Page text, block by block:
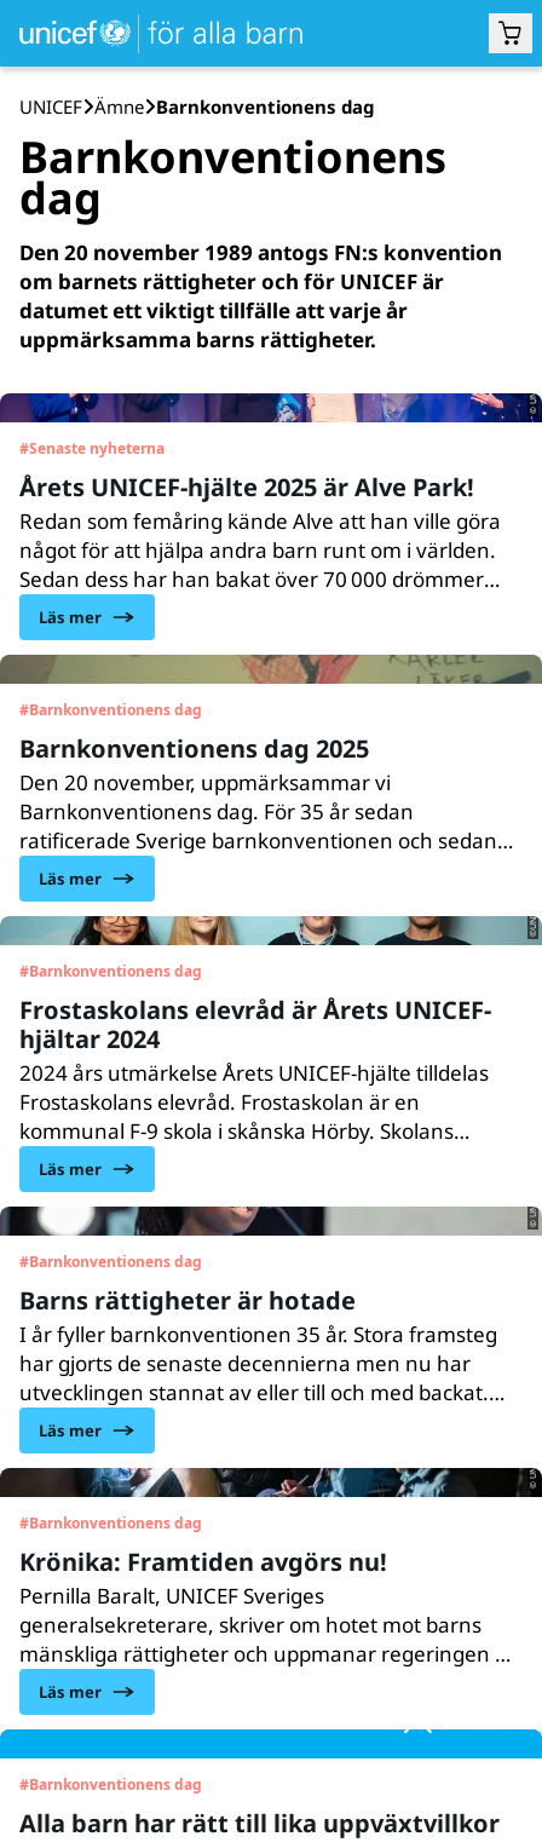
UNICEF Ämne Barnkonventionens dag
Barnkonventionens
dag
Den 20 november 1989 antogs FN:s konvention
om barnets rättigheter och för UNICEF är
datumet ett viktigt tillfälle att varje år
uppmärksamma barns rättigheter.
#Senaste nyheterna
Årets UNICEF-hjälte 2025 är Alve Park!
Redan som femåring kände Alve att han ville göra
något för att hjälpa andra barn runt om i världen.
Sedan dess har han bakat över 70 000 drömmer
som tillsammans gett över 300 000 kronor till
världens barn. En bedrift som nu gjort Alve till Årets
UNICEF-hjälte 2025.
Läs mer
#Barnkonventionens dag
Barnkonventionens dag 2025
Den 20 november, uppmärksammar vi
Barnkonventionens dag. För 35 år sedan
ratificerade Sverige barnkonventionen och sedan
2020 är den svensk lag. Trots detta ser vi en
utveckling, både globalt och nationellt, där barns
rättigheter allt oftare åsidosätts.
Läs mer
#Barnkonventionens dag
Frostaskolans elevråd är Årets UNICEF-
hjältar 2024
2024 års utmärkelse Årets UNICEF-hjälte tilldelas
Frostaskolans elevråd. Frostaskolan är en
kommunal F-9 skola i skånska Hörby. Skolans
elevråd har under många år varit väldigt aktivt och
jobbar för att lyfta alla elevers röst. Ett arbete
UNICEF Sverige nu vill uppmärksamma.
Läs mer
#Barnkonventionens dag
Barns rättigheter är hotade
I år fyller barnkonventionen 35 år. Stora framsteg
har gjorts de senaste decennierna men nu har
utvecklingen stannat av eller till och med backat.
Respekten för barns rättigheter
måste återupprättas.
Läs mer
#Barnkonventionens dag
Krönika: Framtiden avgörs nu!
Pernilla Baralt, UNICEF Sveriges
generalsekreterare, skriver om hotet mot barns
mänskliga rättigheter och uppmanar regeringen att
ta ett tydligt ansvar för att säkra barns rättigheter
och framtid.
Läs mer
#Barnkonventionens dag
Alla barn har rätt till lika uppväxtvillkor